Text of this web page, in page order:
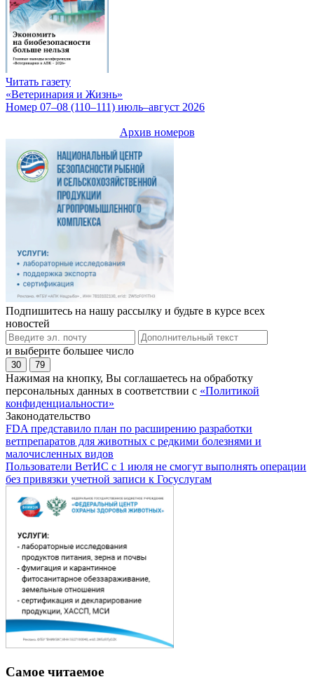
Читать газету
«Ветеринария и Жизнь»
Номер 07–08 (110–111) июль–август 2026
Архив номеров
Подпишитесь на нашу рассылку и будьте в курсе всех
новостей
и выберите большее число
30 79
Нажимая на кнопку, Вы соглашаетесь на обработку
персональных данных в соответствии с «Политикой
конфиденциальности»
Законодательство
FDA представило план по расширению разработки
ветпрепаратов для животных с редкими болезнями и
малочисленных видов
Пользователи ВетИС с 1 июля не смогут выполнять операции
без привязки учетной записи к Госуслугам
Самое читаемое